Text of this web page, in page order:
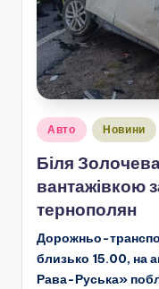
Опубліковано
Авто Новини
Біля
вантажівкою
тернополян
Дорожньо-
близько 15.00, на
Рава-Руська»